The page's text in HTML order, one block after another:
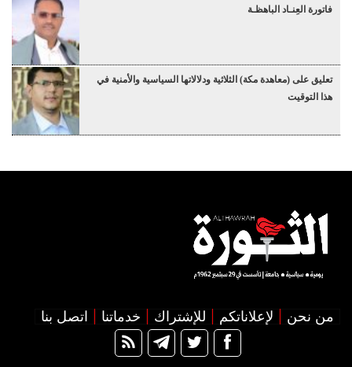
فاتورة العِنـاد الباهظـة
تعليق على (معاهدة مكة) الثلاثية ودلالاتها السياسية والأمنية في
هذا التوقيت
من نحن لإعلاناتكم للإشتراك خدماتنا اتصل بنا